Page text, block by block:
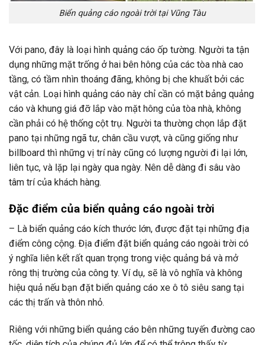
Biển quảng cáo ngoài trời tại Vũng Tàu
Với pano, đây là loại hình quảng cáo ốp tường. Người ta tận
dụng những mặt trống ở hai bên hông của các tòa nhà cao
tầng, có tầm nhìn thoáng đãng, không bị che khuất bởi các
vật cản. Loại hình quảng cáo này chỉ cần có mặt bảng quảng
cáo và khung giá đỡ lắp vào mặt hông của tòa nhà, không
cần phải có hệ thống cột trụ. Người ta thường chọn lắp đặt
pano tại những ngã tư, chân cầu vượt, và cũng giống như
billboard thì những vị trí này cũng có lượng người đi lại lớn,
liên tục, và lặp lại ngày qua ngày. Nên dễ dàng đi sâu vào
tâm trí của khách hàng.
Đặc điểm của biển quảng cáo ngoài trời
– Là biển quảng cáo kích thước lớn, được đặt tại những địa
điểm công cộng. Địa điểm đặt biển quảng cáo ngoài trời có
ý nghĩa liên kết rất quan trọng trong việc quảng bá và mở
rông thị trường của công ty. Ví dụ, sẽ là vô nghĩa và không
hiệu quả nếu bạn đặt biển quảng cáo xe ô tô siêu sang tại
các thị trấn và thôn nhỏ.
Riêng với những biển quảng cáo bên những tuyến đường cao